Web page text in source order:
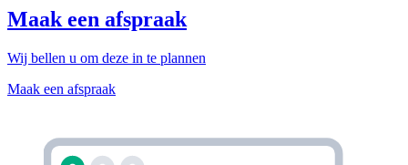
Maak een afspraak
Wij bellen u om deze in te plannen
Maak een afspraak